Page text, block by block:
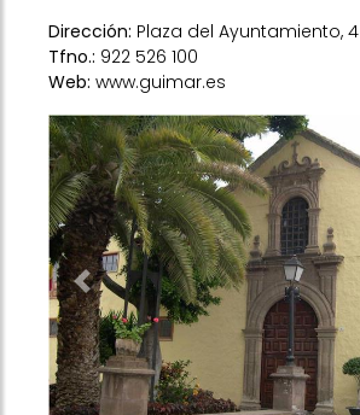
Dirección: Plaza del Ayuntamiento, 4
Tfno.: 922 526 100
Web: www.guimar.es
Previous